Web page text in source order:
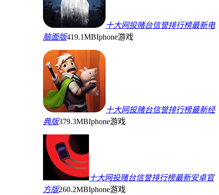
十大网投赌台信誉排行榜最新电
脑面版419.1MBIphone游戏
十大网投赌台信誉排行榜最新经
典版379.3MBIphone游戏
十大网投赌台信誉排行榜最新安卓官
方版260.2MBIphone游戏